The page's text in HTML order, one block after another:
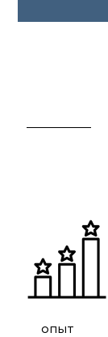
опыт